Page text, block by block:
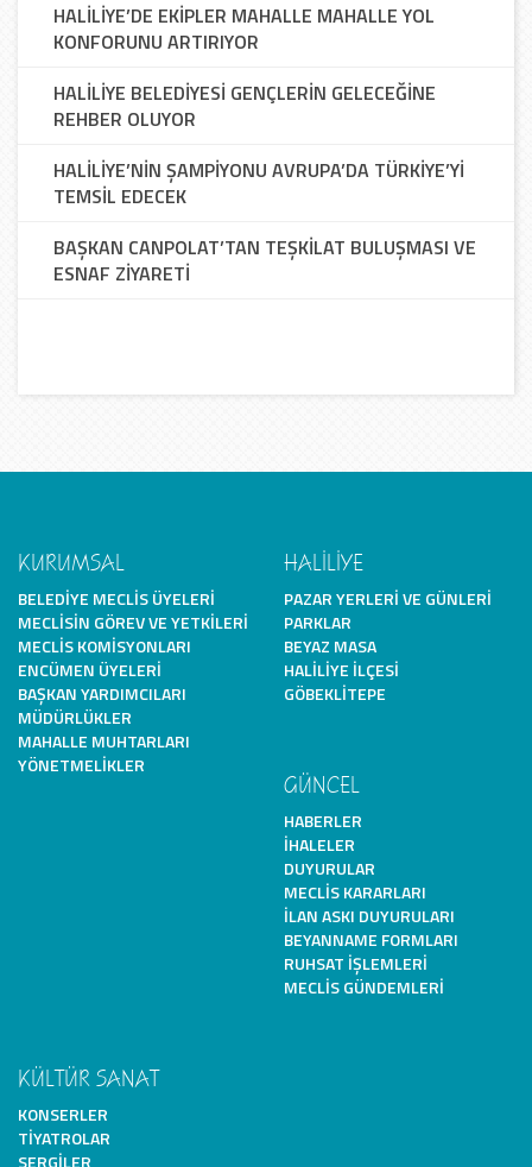
HALİLİYE’DE EKİPLER MAHALLE MAHALLE YOL
KONFORUNU ARTIRIYOR
HALİLİYE BELEDİYESİ GENÇLERİN GELECEĞİNE
REHBER OLUYOR
HALİLİYE’NİN ŞAMPİYONU AVRUPA’DA TÜRKİYE’Yİ
TEMSİL EDECEK
BAŞKAN CANPOLAT’TAN TEŞKİLAT BULUŞMASI VE
ESNAF ZİYARETİ
KURUMSAL
BELEDIYE MECLIS ÜYELERI
MECLISIN GÖREV VE YETKILERI
MECLIS KOMISYONLARI
ENCÜMEN ÜYELERI
BAŞKAN YARDIMCILARI
MÜDÜRLÜKLER
MAHALLE MUHTARLARI
YÖNETMELIKLER
HALİLİYE
PAZAR YERLERI VE GÜNLERI
PARKLAR
BEYAZ MASA
HALILIYE İLÇESI
GÖBEKLITEPE
GÜNCEL
HABERLER
İHALELER
DUYURULAR
MECLIS KARARLARI
İLAN ASKI DUYURULARI
BEYANNAME FORMLARI
RUHSAT İŞLEMLERI
MECLIS GÜNDEMLERI
KÜLTÜR SANAT
KONSERLER
TIYATROLAR